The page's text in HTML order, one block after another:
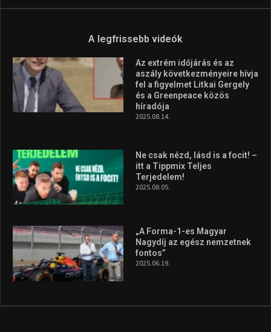
A legfrissebb videók
Az extrém időjárás és az
aszály következményeire hívja
fel a figyelmet Litkai Gergely
és a Greenpeace közös
híradója
2025.08.14.
Ne csak nézd, lásd is a focit! –
itt a Tippmix Teljes
Terjedelem!
2025.08.05.
„A Forma-1-es Magyar
Nagydíj az egész nemzetnek
fontos”
2025.06.19.